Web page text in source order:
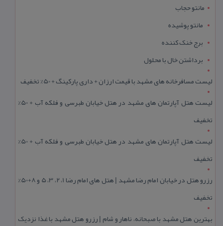
مانتو حجاب
مانتو پوشیده
برج خنک کننده
برداشتن خال با محلول
لیست مسافرخانه های مشهد با قیمت ارزان + داری پارکینگ + 50% تخفیف
لیست هتل آپارتمان های مشهد در هتل خیابان طبرسی و فلکه آب + 50%
تخفیف
لیست هتل آپارتمان های مشهد در هتل خیابان طبرسی و فلکه آب + 50%
تخفیف
رزرو هتل در خیابان امام رضا مشهد | هتل‌ های امام رضا 1، 2، 3، 5 و 8+50%
تخفیف
بهترین هتل مشهد با صبحانه، ناهار و شام | رزرو هتل مشهد با غذا نزدیک